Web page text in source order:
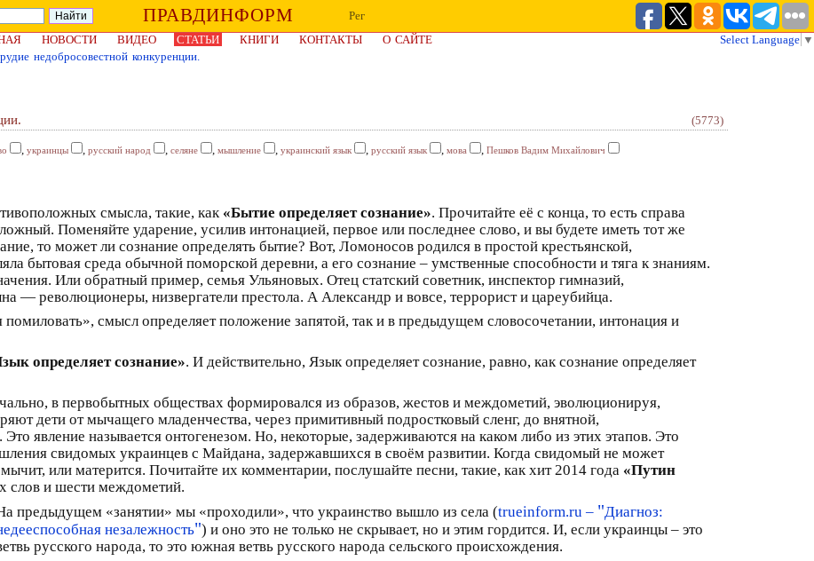
ПРАВДИНФОРМ
Рег
НОВОСТИ ВИДЕО СТАТЬИ КНИГИ КОНТАКТЫ О САЙТЕ Select Language ▼
недобросовестной конкуренции.
(5773)
, украинцы , русский народ , селяне , мышление , украинский язык , русский язык , мова , Пешков Вадим Михайлович
смысла, такие, как «Бытие определяет сознание». Прочитайте её с конца, то есть справа
Поменяйте ударение, усилив интонацией, первое или последнее слово, и вы будете иметь тот же
то может ли сознание определять бытие? Вот, Ломоносов родился в простой крестьянской,
бытовая среда обычной поморской деревни, а его сознание – умственные способности и тяга к знаниям.
Или обратный пример, семья Ульяновых. Отец статский советник, инспектор гимназий,
— революционеры, низвергатели престола. А Александр и вовсе, террорист и цареубийца.
смысл определяет положение запятой, так и в предыдущем словосочетании, интонация и
определяет сознание». И действительно, Язык определяет сознание, равно, как сознание определяет
в первобытных обществах формировался из образов, жестов и междометий, эволюционируя,
дети от мычащего младенчества, через примитивный подростковый сленг, до внятной,
явление называется онтогенезом. Но, некоторые, задерживаются на каком либо из этих этапов. Это
свидомых украинцев с Майдана, задержавшихся в своём развитии. Когда свидомый не может
или матерится. Почитайте их комментарии, послушайте песни, такие, как хит 2014 года «Путин
слов и шести междометий.
предыдущем «занятии» мы «проходили», что украинство вышло из села (trueinform.ru – "Диагноз:
незалежность") и оно это не только не скрывает, но и этим гордится. И, если украинцы – это
русского народа, то это южная ветвь русского народа сельского происхождения.